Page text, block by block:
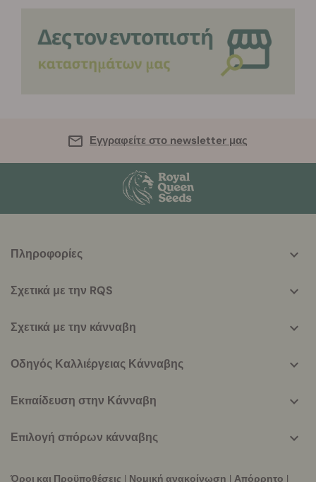
Εγγραφείτε στο newsletter μας
helpful
Πληροφορίες
Σχετικά με την RQS
Σχετικά με την κάνναβη
Οδηγός Καλλιέργειας Κάνναβης
Εκπαίδευση στην Κάνναβη
Επιλογή σπόρων κάνναβης
Όροι και Προϋποθέσεις | Νομική ανακοίνωση | Απόρρητο |